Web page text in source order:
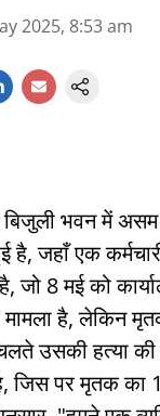
2025, 8:53 am
बिजुली भवन में असम
है, जहाँ एक
जो 8 मई को
है, लेकिन
चलते उसकी हत्या
है, जिस पर मृतक